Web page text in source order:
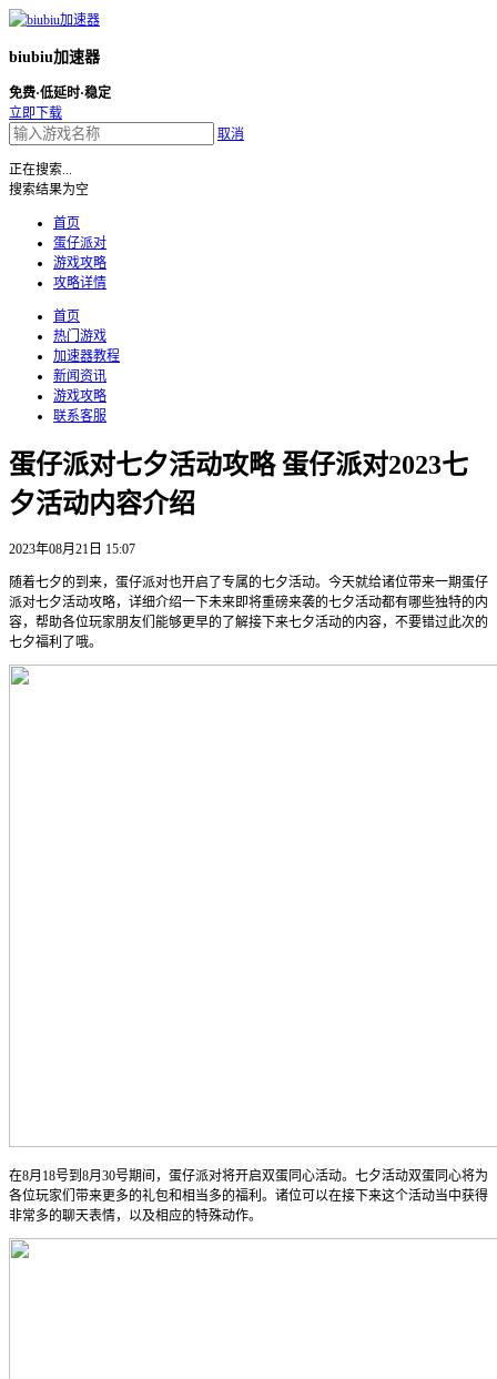
biubiu加速器
免费·低延时·稳定
立即下载
取消
正在搜索...
搜索结果为空
首页
蛋仔派对
游戏攻略
攻略详情
首页
热门游戏
加速器教程
新闻资讯
游戏攻略
联系客服
蛋仔派对七夕活动攻略 蛋仔派对2023七
夕活动内容介绍
2023年08月21日 15:07
随着七夕的到来，蛋仔派对也开启了专属的七夕活动。今天就给诸位带来一期蛋仔
派对七夕活动攻略，详细介绍一下未来即将重磅来袭的七夕活动都有哪些独特的内
容，帮助各位玩家朋友们能够更早的了解接下来七夕活动的内容，不要错过此次的
七夕福利了哦。
在8月18号到8月30号期间，蛋仔派对将开启双蛋同心活动。七夕活动双蛋同心将为
各位玩家们带来更多的礼包和相当多的福利。诸位可以在接下来这个活动当中获得
非常多的聊天表情，以及相应的特殊动作。